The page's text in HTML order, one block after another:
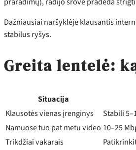
Dažniausiai naršyklėje klausantis
stabilus ryšys.
Greita lentelė:
Situacija
Klausotės vienas įrenginys
Stabili
Namuose tuo pat metu video 10–25
Trikdžiai vakarais